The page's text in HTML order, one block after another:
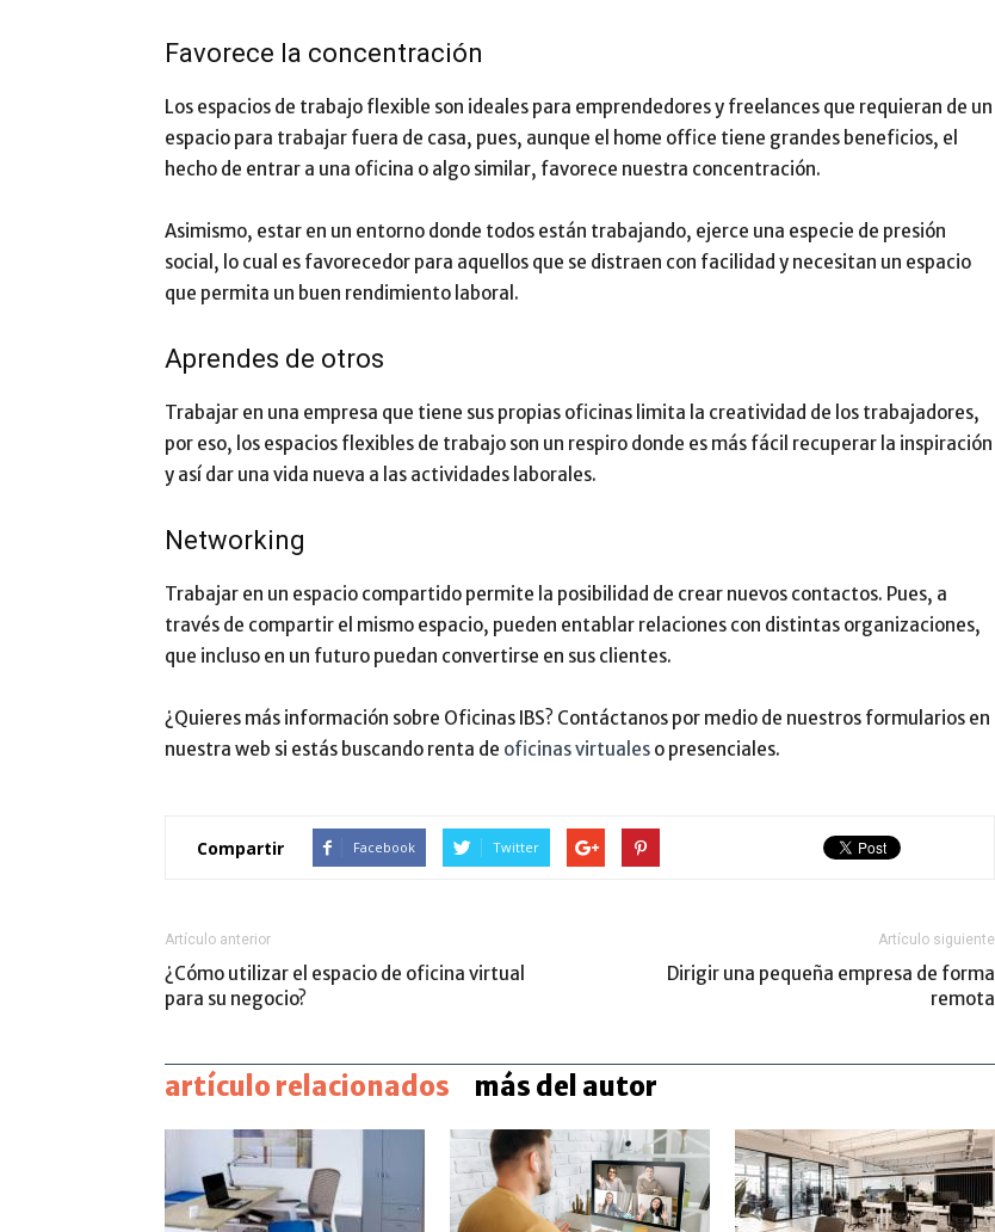
Favorece la concentración
Los espacios de trabajo flexible son ideales para emprendedores y freelances que requieran de un
espacio para trabajar fuera de casa, pues, aunque el home office tiene grandes beneficios, el
hecho de entrar a una oficina o algo similar, favorece nuestra concentración.
Asimismo, estar en un entorno donde todos están trabajando, ejerce una especie de presión
social, lo cual es favorecedor para aquellos que se distraen con facilidad y necesitan un espacio
que permita un buen rendimiento laboral.
Aprendes de otros
Trabajar en una empresa que tiene sus propias oficinas limita la creatividad de los trabajadores,
por eso, los espacios flexibles de trabajo son un respiro donde es más fácil recuperar la inspiración
y así dar una vida nueva a las actividades laborales.
Networking
Trabajar en un espacio compartido permite la posibilidad de crear nuevos contactos. Pues, a
través de compartir el mismo espacio, pueden entablar relaciones con distintas organizaciones,
que incluso en un futuro puedan convertirse en sus clientes.
¿Quieres más información sobre Oficinas IBS? Contáctanos por medio de nuestros formularios en
nuestra web si estás buscando renta de oficinas virtuales o presenciales.
Compartir Facebook Twitter
Artículo anterior
¿Cómo utilizar el espacio de oficina virtual
para su negocio?
Artículo siguiente
Dirigir una pequeña empresa de forma
remota
artículo relacionados más del autor